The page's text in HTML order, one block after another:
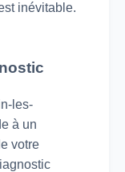
inévitable.
les-
à un
votre